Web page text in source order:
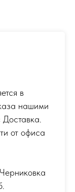
в
нашими
от офиса